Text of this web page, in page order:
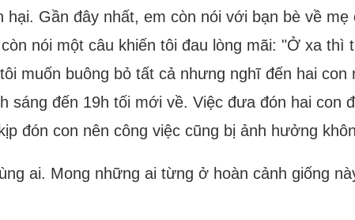
Gần đây nhất, em còn nói với bạn bè về mẹ
nói một câu khiến tôi đau lòng mãi: "Ở xa thì
muốn buông bỏ tất cả nhưng nghĩ đến hai con
đến 19h tối mới về. Việc đưa đón hai con
đón con nên công việc cũng bị ảnh hưởng
ai. Mong những ai từng ở hoàn cảnh giống